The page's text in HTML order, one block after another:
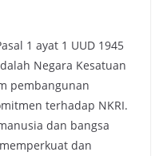
1 ayat 1 UUD 1945
Negara Kesatuan
pembangunan
terhadap NKRI.
dan bangsa
dan